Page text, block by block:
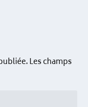
Les champs